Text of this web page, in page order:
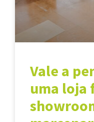
Vale a
uma loja